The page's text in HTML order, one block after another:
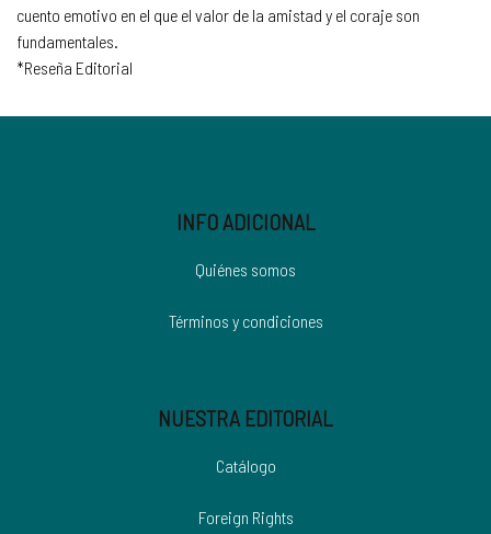
cuento emotivo en el que el valor de la amistad y el coraje son
fundamentales.
*Reseña Editorial
INFO ADICIONAL
Quiénes somos
Términos y condiciones
NUESTRA EDITORIAL
Catálogo
Foreign Rights